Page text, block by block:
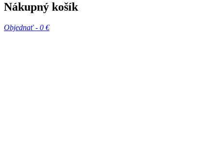
Nákupný košík
Objednať - 0 €